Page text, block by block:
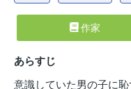
作家
あらすじ
意識していた男の子に